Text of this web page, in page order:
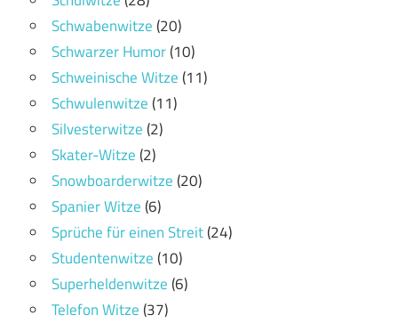
Schwabenwitze(20)
Schwarzer Humor(10)
Schweinische Witze(11)
Schwulenwitze(11)
Silvesterwitze(2)
Skater-Witze(2)
Snowboarderwitze(20)
Spanier Witze(6)
Sprüche für einen Streit(24)
Studentenwitze(10)
Superheldenwitze(6)
Telefon Witze(37)